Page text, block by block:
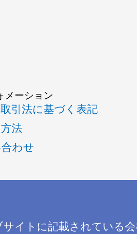
メーション
引法に基づく表記
法
わせ
サイトに記載されている